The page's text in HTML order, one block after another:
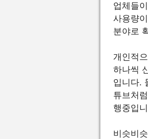
업체들
사용량
분야로
개인적
하나씩
입니다.
튜브처
행중입
비슷비